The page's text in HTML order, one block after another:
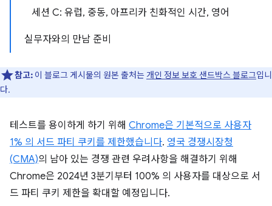
세션 C: 유럽, 중동, 아프리카 친화적인 시간, 영어
실무자와의 만남 준비
참고: 이 블로그 게시물의 원본 출처는 개인 정보 보호 샌드박스 블로그입니
다.
테스트를 용이하게 하기 위해 Chrome은 기본적으로 사용자
1% 의 서드 파티 쿠키를 제한했습니다. 영국 경쟁시장청
(CMA)의 남아 있는 경쟁 관련 우려사항을 해결하기 위해
Chrome은 2024년 3분기부터 100% 의 사용자를 대상으로 서
드 파티 쿠키 제한을 확대할 예정입니다.